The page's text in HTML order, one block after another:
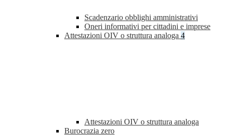
Scadenzario obblighi amministrativi
Oneri informativi per cittadini e imprese
Attestazioni OIV o struttura analoga 4
Attestazioni OIV o struttura analoga
Burocrazia zero